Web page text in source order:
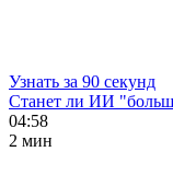
Узнать за 90 секунд
Станет ли ИИ
04:58
2 мин